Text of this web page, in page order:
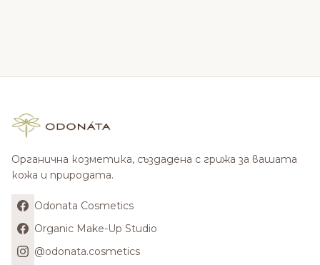
Органична козметика, създадена с грижа за вашата
кожа и природата.
Odonata Cosmetics
Organic Make-Up Studio
@odonata.cosmetics